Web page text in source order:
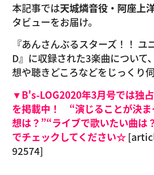
本記事では天城燐音役・阿座上
タビューをお届け。
『あんさんぶるスターズ！！ ユ
D』に収録された3楽曲について
想や聴きどころなどをじっくり
▼B's-LOG2020年3月号では独
を掲載中！ “演じることが決ま
想は？”“ライブで歌いたい曲
でチェックしてください☆
92574]